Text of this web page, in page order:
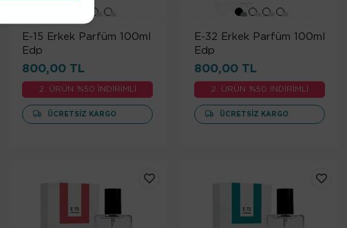
E-15 Erkek Parfüm 100ml
Edp
800,00 TL
2. ÜRÜN %50 İNDİRİMLİ
ÜCRETSIZ KARGO
E-32 Erkek Parfüm 100ml
Edp
800,00 TL
2. ÜRÜN %50 İNDİRİMLİ
ÜCRETSIZ KARGO